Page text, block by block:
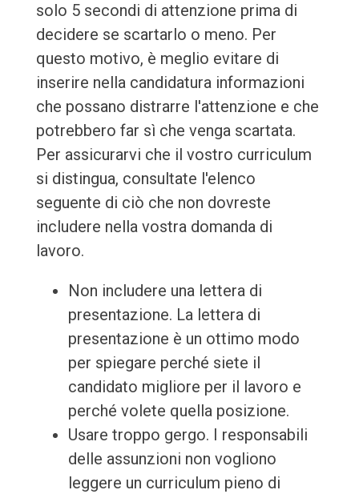
solo 5 secondi di attenzione prima di
decidere se scartarlo o meno. Per
questo motivo, è meglio evitare di
inserire nella candidatura informazioni
che possano distrarre l'attenzione e che
potrebbero far sì che venga scartata.
Per assicurarvi che il vostro curriculum
si distingua, consultate l'elenco
seguente di ciò che non dovreste
includere nella vostra domanda di
lavoro.
Non includere una lettera di
presentazione. La lettera di
presentazione è un ottimo modo
per spiegare perché siete il
candidato migliore per il lavoro e
perché volete quella posizione.
Usare troppo gergo. I responsabili
delle assunzioni non vogliono
leggere un curriculum pieno di